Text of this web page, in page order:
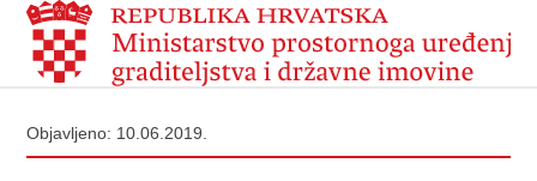
Objavljeno: 10.06.2019.